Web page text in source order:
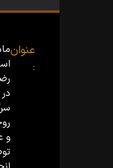
عنوان
:
در
و